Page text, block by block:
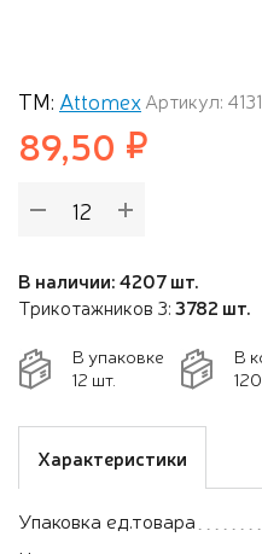
ТМ: AttomexАртикул:
89,50
В наличии: 4207 шт.
Трикотажников 3:3782 шт.
В упаковке
12 шт.
В
Характеристики
Упаковка ед.товара